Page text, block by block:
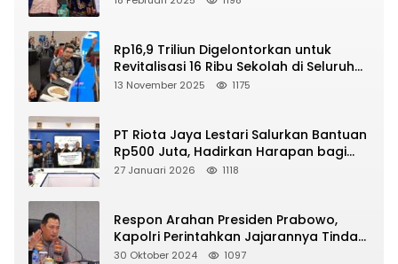
Rp16,9 Triliun Digelontorkan untuk
Revitalisasi 16 Ribu Sekolah di Seluruh
Indonesia
13 November 2025 1175
PT Riota Jaya Lestari Salurkan Bantuan
Rp500 Juta, Hadirkan Harapan bagi
Korban Bencana di Sumatera
27 Januari 2026 1118
Respon Arahan Presiden Prabowo,
Kapolri Perintahkan Jajarannya Tindak
Tegas Pelaku Judi Online
30 Oktober 2024 1097